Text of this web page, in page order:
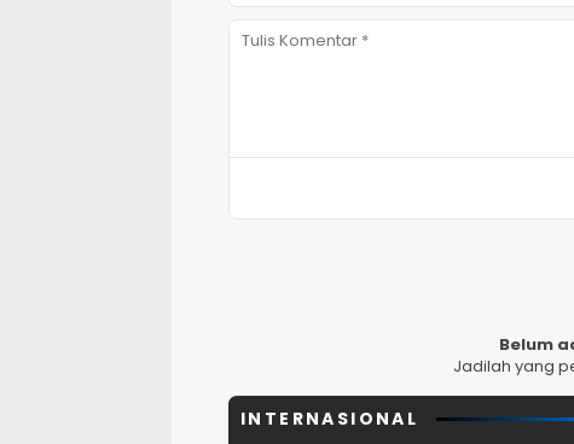
Belum
Jadilah yang
INTERNASIONAL